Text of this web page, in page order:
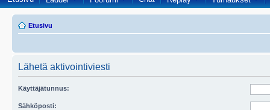
Etusivu
Lähetä aktivointiviesti
Käyttäjätunnus:
Sähköposti: